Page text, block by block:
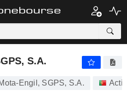
S.A.
Engil, SGPS, S.A.